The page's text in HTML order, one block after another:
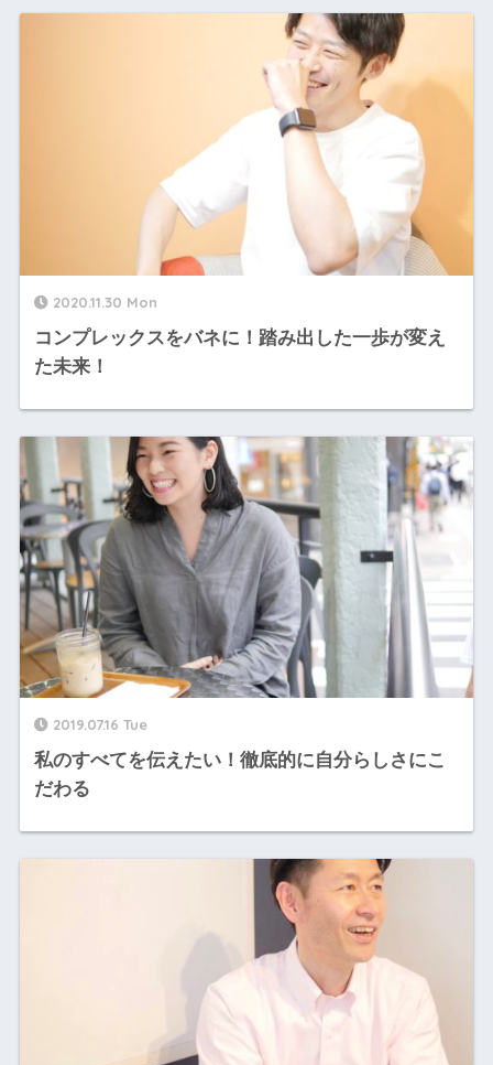
2020.11.30 Mon
コンプレックスをバネに！踏み出した一歩が変え
た未来！
2019.07.16 Tue
私のすべてを伝えたい！徹底的に自分らしさにこ
だわる